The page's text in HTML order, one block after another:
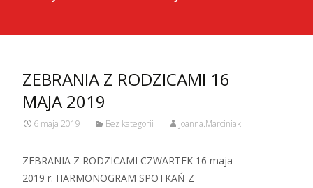
ZEBRANIA Z RODZICAMI 16
MAJA 2019
6 maja 2019 Bez kategorii Joanna.Marciniak
ZEBRANIA Z RODZICAMI CZWARTEK 16 maja
2019 r. HARMONOGRAM SPOTKAŃ Z